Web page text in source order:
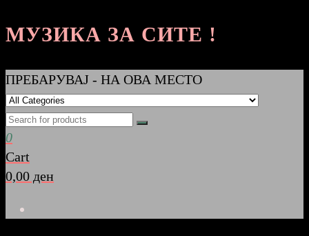
МУЗИКА ЗА СИТЕ !
ПРЕБАРУВАЈ - НА ОВА МЕСТО
0
Cart
0,00 ден